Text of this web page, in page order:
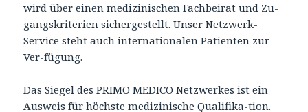
wird über einen medizinischen Fachbeirat und Zu-
gangskriterien sichergestellt. Unser Netzwerk-
Service steht auch internationalen Patienten zur
Ver-fügung.
Das Siegel des PRIMO MEDICO Netzwerkes ist ein
Ausweis für höchste medizinische Qualifika-tion.